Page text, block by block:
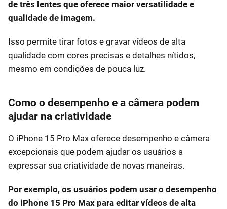
de três lentes que oferece maior versatilidade e
qualidade de imagem.
Isso permite tirar fotos e gravar vídeos de alta
qualidade com cores precisas e detalhes nítidos,
mesmo em condições de pouca luz.
Como o desempenho e a câmera podem
ajudar na criatividade
O iPhone 15 Pro Max oferece desempenho e câmera
excepcionais que podem ajudar os usuários a
expressar sua criatividade de novas maneiras.
Por exemplo, os usuários podem usar o desempenho
do iPhone 15 Pro Max para editar vídeos de alta